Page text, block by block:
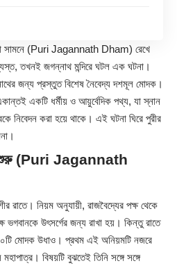
সামনে (Puri Jagannath Dham) রেখে
তখনই জগন্নাথ মন্দিরে ঘটল এক ঘটনা।
জন্য প্রস্তুত বিশেষ নৈবেদ্য দশমূল মোদক।
একটি ধর্মীয় ও আয়ুর্বেদিক পথ্য, যা স্নান
নিবেদন করা হয়ে থাকে। এই ঘটনা ঘিরে পুরীর
শুরু (Puri Jagannath
রাতে। নিয়ম অনুযায়ী, রাজবৈদ্যের পক্ষ থেকে
ভগবানকে উৎসর্গের জন্য রাখা হয়। কিন্তু রাতে
মোদক উধাও। প্রথম এই অনিয়মটি নজরে
বিষয়টি বুঝতেই তিনি সঙ্গে সঙ্গে